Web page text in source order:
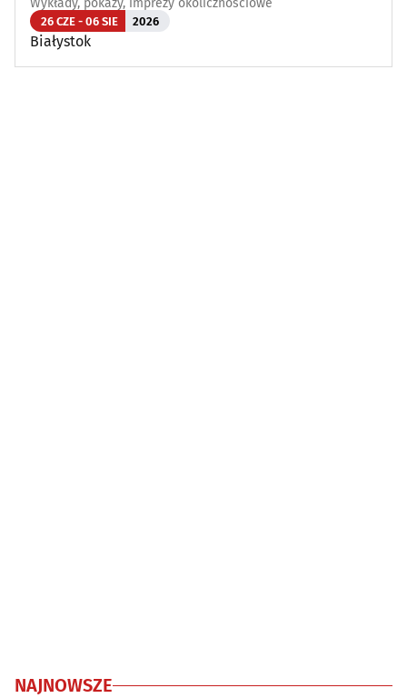
Wykłady, pokazy, imprezy okolicznościowe
26 CZE - 06 SIE 2026
Białystok
NAJNOWSZE